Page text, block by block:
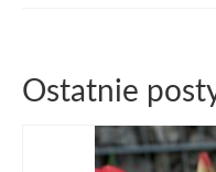
Ostatnie